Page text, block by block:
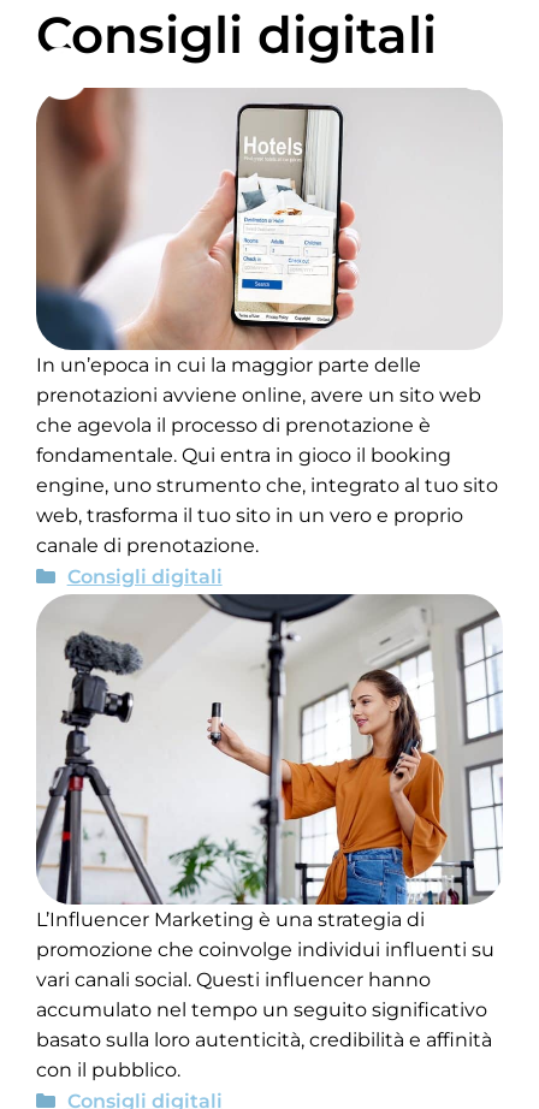
Consigli digitali
In un’epoca in cui la maggior parte delle
prenotazioni avviene online, avere un sito web
che agevola il processo di prenotazione è
fondamentale. Qui entra in gioco il booking
engine, uno strumento che, integrato al tuo sito
web, trasforma il tuo sito in un vero e proprio
canale di prenotazione.
Consigli digitali
L’Influencer Marketing è una strategia di
promozione che coinvolge individui influenti su
vari canali social. Questi influencer hanno
accumulato nel tempo un seguito significativo
basato sulla loro autenticità, credibilità e affinità
con il pubblico.
Consigli digitali